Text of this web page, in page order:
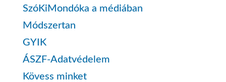
SzóKiMondóka a médiában
Módszertan
GYIK
ÁSZF-Adatvédelem
Kövess minket